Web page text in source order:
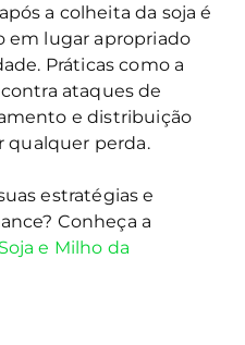
a colheita da soja é
em lugar apropriado
Práticas como a
ataques de
e distribuição
qualquer perda.
estratégias e
Conheça a
e Milho da